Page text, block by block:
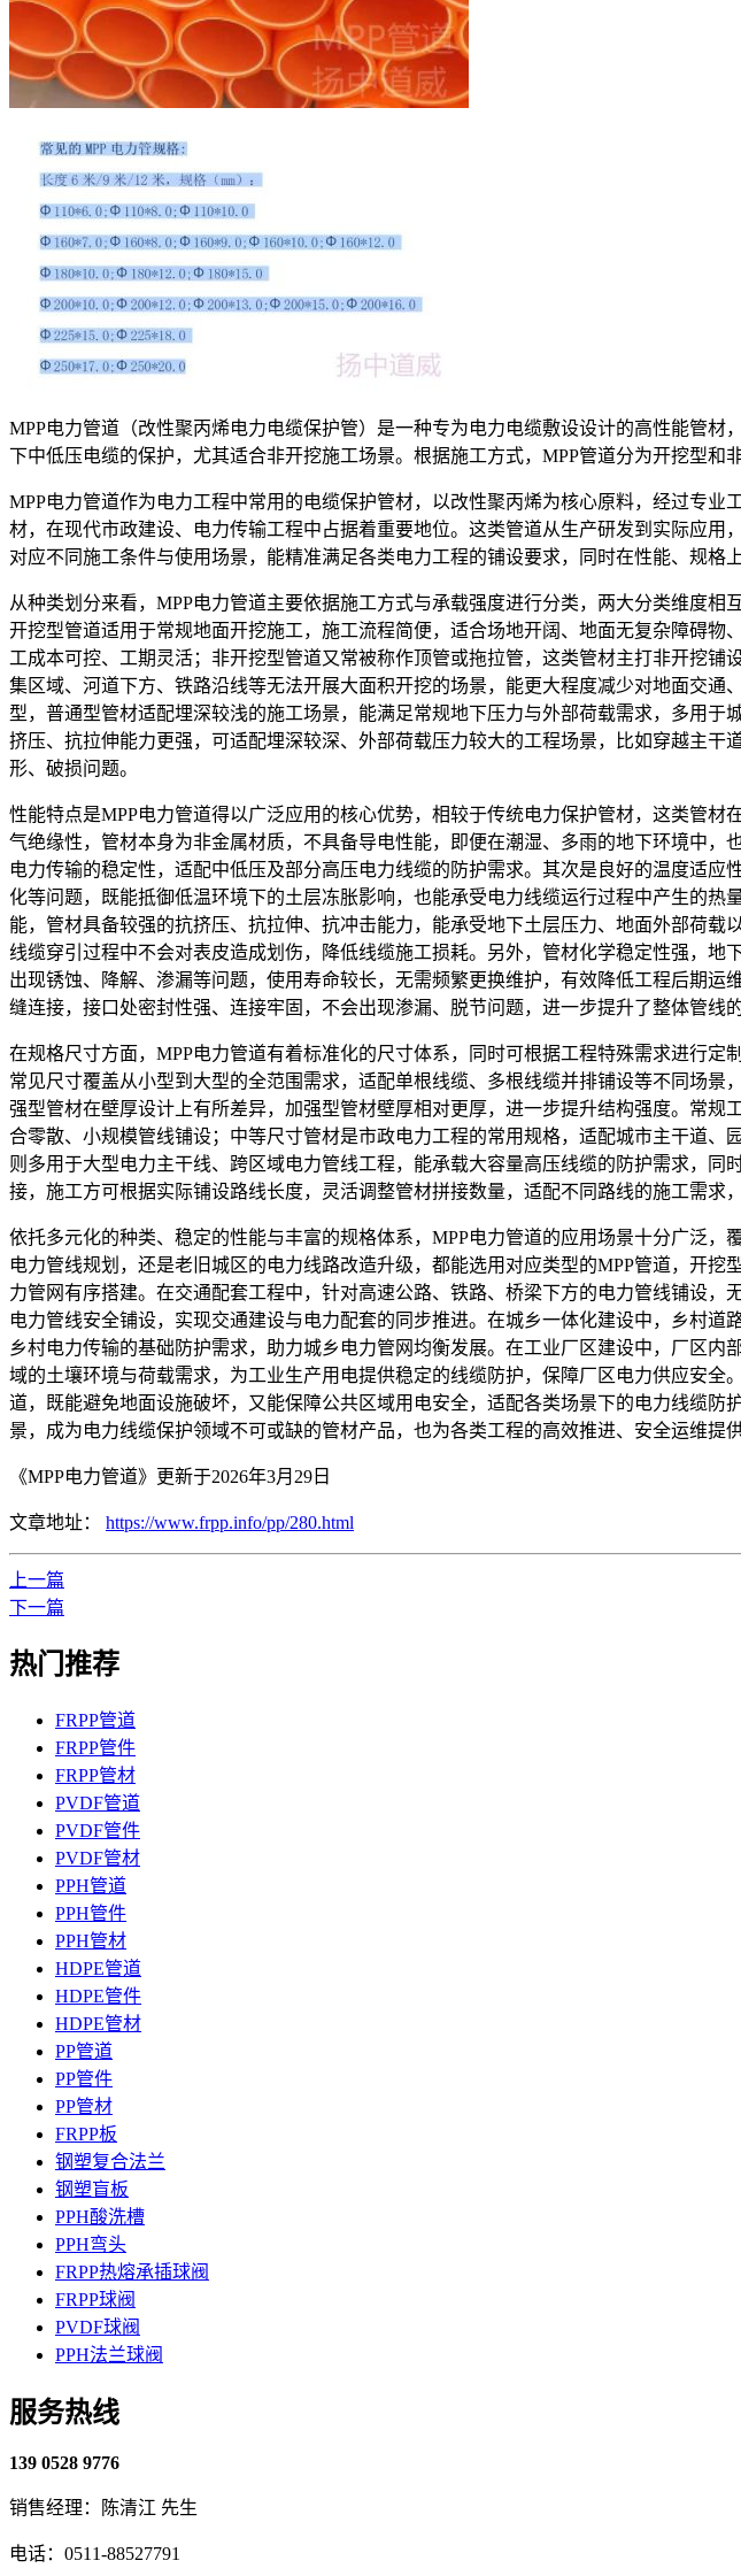
MPP电力管道（改性聚丙烯电力电缆保护管）是一种专为电力电缆敷设设计的高性能管
下中低压电缆的保护，尤其适合非开挖施工场景。根据施工方式，MPP管道分为‌开挖型‌
MPP电力管道作为电力工程中常用的电缆保护管材，以改性聚丙烯为核心原料，经过专
材，在现代市政建设、电力传输工程中占据着重要地位。这类管道从生产研发到实际应
对应不同施工条件与使用场景，能精准满足各类电力工程的铺设要求，同时在性能、规格
从种类划分来看，MPP电力管道主要依据施工方式与承载强度进行分类，两大分类维度
开挖型管道适用于常规地面开挖施工，施工流程简便，适合场地开阔、地面无复杂障碍
工成本可控、工期灵活；非开挖型管道又常被称作顶管或拖拉管，这类管材主打非开挖
集区域、河道下方、铁路沿线等无法开展大面积开挖的场景，能更大程度减少对地面交
型，普通型管材适配埋深较浅的施工场景，能满足常规地下压力与外部荷载需求，多用
挤压、抗拉伸能力更强，可适配埋深较深、外部荷载压力较大的工程场景，比如穿越主
形、破损问题。
性能特点是MPP电力管道得以广泛应用的核心优势，相较于传统电力保护管材，这类管
气绝缘性，管材本身为非金属材质，不具备导电性能，即便在潮湿、多雨的地下环境中
电力传输的稳定性，适配中低压及部分高压电力线缆的防护需求。其次是良好的温度适
化等问题，既能抵御低温环境下的土层冻胀影响，也能承受电力线缆运行过程中产生的
能，管材具备较强的抗挤压、抗拉伸、抗冲击能力，能承受地下土层压力、地面外部荷
线缆穿引过程中不会对表皮造成划伤，降低线缆施工损耗。另外，管材化学稳定性强，
出现锈蚀、降解、渗漏等问题，使用寿命较长，无需频繁更换维护，有效降低工程后期
缝连接，接口处密封性强、连接牢固，不会出现渗漏、脱节问题，进一步提升了整体管线
在规格尺寸方面，MPP电力管道有着标准化的尺寸体系，同时可根据工程特殊需求进行
常见尺寸覆盖从小型到大型的全范围需求，适配单根线缆、多根线缆并排铺设等不同场
强型管材在壁厚设计上有所差异，加强型管材壁厚相对更厚，进一步提升结构强度。常
合零散、小规模管线铺设；中等尺寸管材是市政电力工程的常用规格，适配城市主干道
则多用于大型电力主干线、跨区域电力管线工程，能承载大容量高压线缆的防护需求，
接，施工方可根据实际铺设路线长度，灵活调整管材拼接数量，适配不同路线的施工需求
依托多元化的种类、稳定的性能与丰富的规格体系，MPP电力管道的应用场景十分广泛
电力管线规划，还是老旧城区的电力线路改造升级，都能选用对应类型的MPP管道，开
力管网有序搭建。在交通配套工程中，针对高速公路、铁路、桥梁下方的电力管线铺设
电力管线安全铺设，实现交通建设与电力配套的同步推进。在城乡一体化建设中，乡村
乡村电力传输的基础防护需求，助力城乡电力管网均衡发展。在工业厂区建设中，厂区
域的土壤环境与荷载需求，为工业生产用电提供稳定的线缆防护，保障厂区电力供应安
道，既能避免地面设施破坏，又能保障公共区域用电安全，适配各类场景下的电力线缆
景，成为电力线缆保护领域不可或缺的管材产品，也为各类工程的高效推进、安全运维提
《MPP电力管道》更新于2026年3月29日
文章地址： https://www.frpp.info/pp/280.html
上一篇
下一篇
热门推荐
FRPP管道
FRPP管件
FRPP管材
PVDF管道
PVDF管件
PVDF管材
PPH管道
PPH管件
PPH管材
HDPE管道
HDPE管件
HDPE管材
PP管道
PP管件
PP管材
FRPP板
钢塑复合法兰
钢塑盲板
PPH酸洗槽
PPH弯头
FRPP热熔承插球阀
FRPP球阀
PVDF球阀
PPH法兰球阀
服务热线
139 0528 9776
销售经理：陈清江 先生
电话：0511-88527791